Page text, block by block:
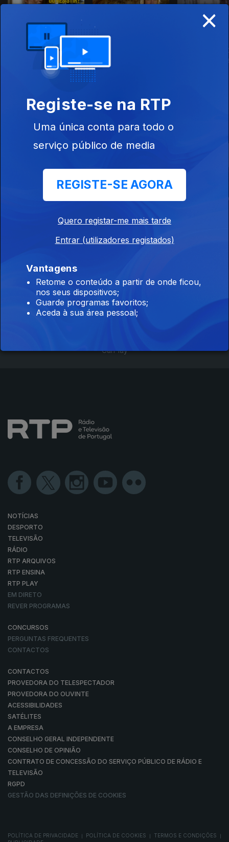
Adaptar ou
Resistir? A Saúde
da Democracia no
Século XXI
Lucy Worsley
Imperador
com Mary
Este conteúdo faz parte de
Documentários de Património,
Tradições e Gastronomia
Portugal no Mundo
João em Clermont
A Maldição
Instale a aplicaçãoRTP Play
CarPlay
NOTÍCIAS
DESPORTO
TELEVISÃO
RÁDIO
RTP ARQUIVOS
RTP ENSINA
RTP PLAY
EM DIRETO
REVER PROGRAMAS
CONCURSOS
PERGUNTAS FREQUENTES
CONTACTOS
CONTACTOS
PROVEDORA DO TELESPECTADOR
PROVEDORA DO OUVINTE
ACESSIBILIDADES
SATÉLITES
A EMPRESA
CONSELHO GERAL INDEPENDENTE
CONSELHO DE OPINIÃO
CONTRATO DE CONCESSÃO DO SERVIÇO PÚBLICO DE RÁDIO E
TELEVISÃO
RGPD
GESTÃO DAS DEFINIÇÕES DE COOKIES
POLÍTICA DE PRIVACIDADE POLÍTICA DE COOKIES TERMOS E CONDIÇÕES
×
Registe-se na RTP
Uma única conta para todo o
serviço público de media
REGISTE-SE AGORA
Quero registar-me mais tarde
Entrar (utilizadores registados)
Vantagens
Retome o conteúdo a partir de onde ficou,
nos seus dispositivos;
Guarde programas favoritos;
Aceda à sua área pessoal;